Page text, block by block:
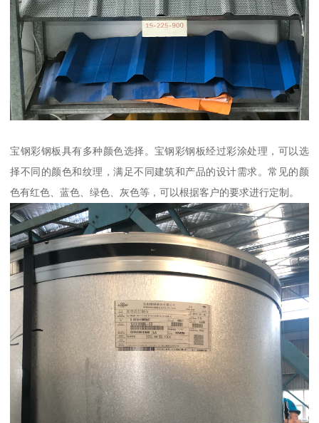
宝钢彩钢板具有多种颜色选择。宝钢彩钢板经过彩涂处理，可以选
择不同的颜色和纹理，满足不同建筑和产品的设计需求。常见的颜
色有红色、蓝色、绿色、灰色等，可以根据客户的要求进行定制。